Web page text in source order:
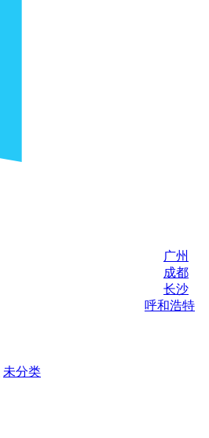
广州
成都
长沙
呼和浩特
未分类